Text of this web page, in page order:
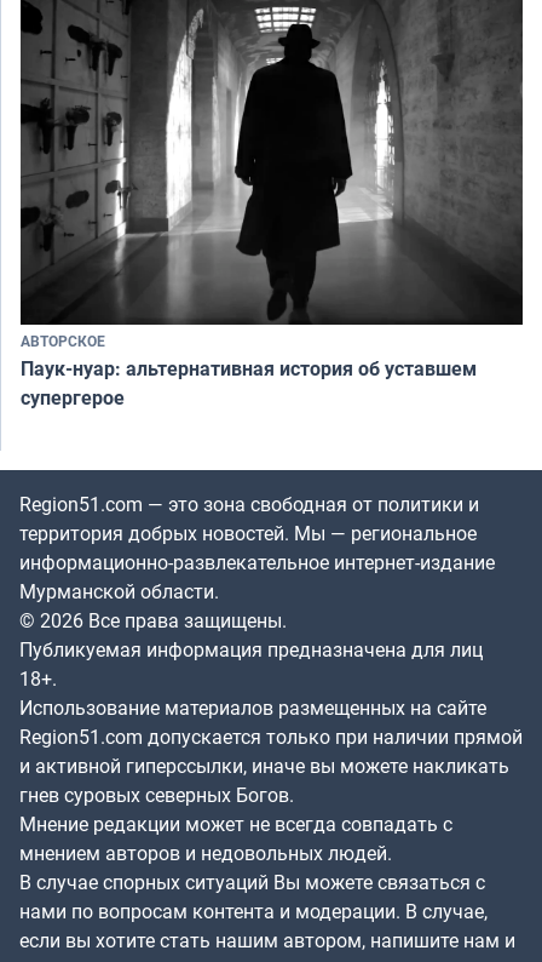
АВТОРСКОЕ
Паук-нуар: альтернативная история об уставшем
супергерое
Region51.com — это зона свободная от политики и
территория добрых новостей. Мы — региональное
информационно-развлекательное интернет-издание
Мурманской области.
© 2026 Все права защищены.
Публикуемая информация предназначена для лиц
18+.
Использование материалов размещенных на сайте
Region51.com допускается только при наличии прямой
и активной гиперссылки, иначе вы можете накликать
гнев суровых северных Богов.
Мнение редакции может не всегда совпадать с
мнением авторов и недовольных людей.
В случае спорных ситуаций Вы можете связаться с
нами по вопросам контента и модерации. В случае,
если вы хотите стать нашим автором, напишите нам и